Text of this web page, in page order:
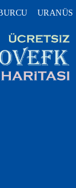
URANÜS